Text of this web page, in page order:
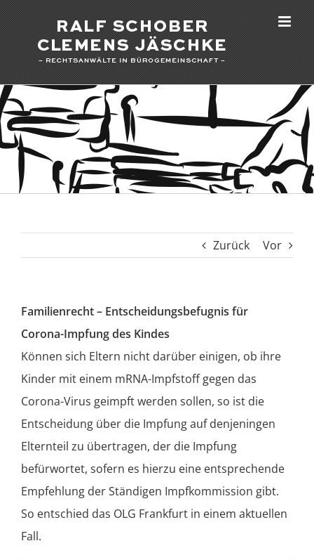
springen
Zurück Vor
Familienrecht – Entscheidungsbefugnis für
Corona-Impfung des Kindes
Können sich Eltern nicht darüber einigen, ob ihre
Kinder mit einem mRNA-Impfstoff gegen das
Corona-Virus geimpft werden sollen, so ist die
Entscheidung über die Impfung auf denjeningen
Elternteil zu übertragen, der die Impfung
befürwortet, sofern es hierzu eine entsprechende
Empfehlung der Ständigen Impfkommission gibt.
So entschied das OLG Frankfurt in einem aktuellen
Fall.